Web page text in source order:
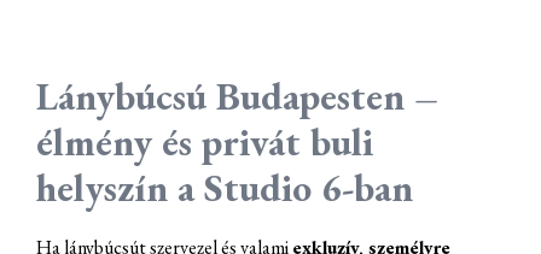
Lánybúcsú Budapesten –
élmény és privát buli
helyszín a Studio 6-ban
Ha lánybúcsút szervezel és valamiexkluzív, személyre